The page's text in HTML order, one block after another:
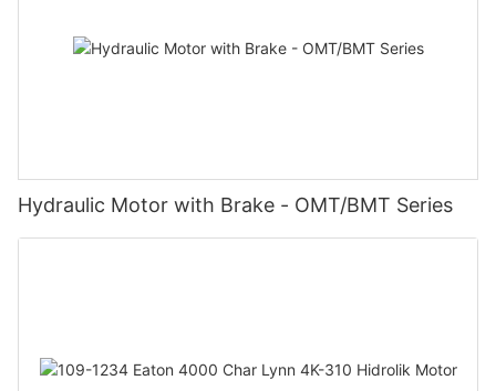
Hydraulic Motor with Brake - OMT/BMT Series